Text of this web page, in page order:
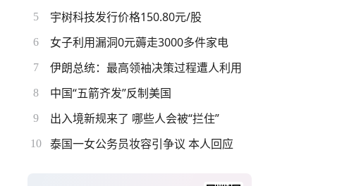
5 宇树科技发行价格150.80元/股
6 女子利用漏洞0元薅走3000多件家电
7 伊朗总统：最高领袖决策过程遭人利用
8 中国“五箭齐发”反制美国
9 出入境新规来了 哪些人会被“拦住”
10 泰国一女公务员妆容引争议 本人回应